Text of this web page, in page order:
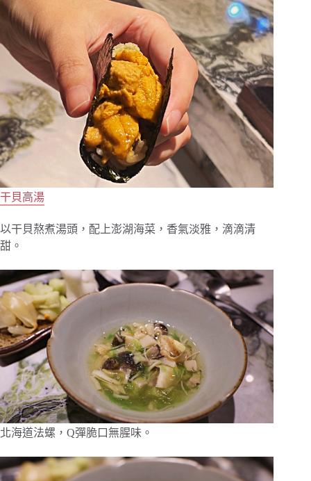
干貝高湯
以干貝熬煮湯頭，配上澎湖海菜，香氣淡雅，滴滴清
甜。
北海道法螺，Q彈脆口無腥味。